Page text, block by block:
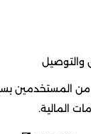
من المستخدمين
المالية.